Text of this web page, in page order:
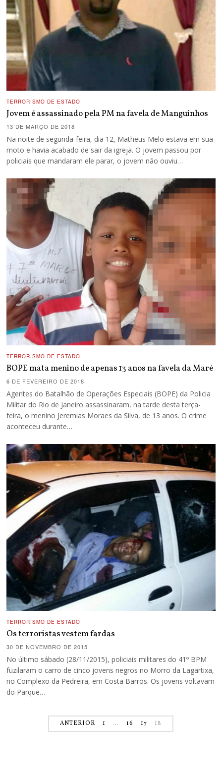
TERRORISMO DE ESTADO
Jovem é assassinado pela PM na favela de Manguinhos
13 DE MARÇO DE 2018
Na noite de segunda-feira, dia 12, Matheus Melo estava em sua
moto e havia acabado de sair da igreja. O jovem passou por
policiais que mandaram ele parar, o jovem não ouviu…
TERRORISMO DE ESTADO
BOPE mata menino de apenas 13 anos na favela da Maré
6 DE FEVEREIRO DE 2018
Agentes do Batalhão de Operações Especiais (BOPE) da Policia
Militar do Rio de Janeiro assassinaram, na tarde desta terça-
feira, o menino Jeremias Moraes da Silva, de 13 anos. O crime
aconteceu durante…
TERRORISMO DE ESTADO
Os terroristas vestem fardas
30 DE NOVEMBRO DE 2015
No último sábado (28/11/2015), policiais militares do 41º BPM
fuzilaram o carro de cinco jovens negros no Morro da Lagartixa,
no Complexo da Pedreira, em Costa Barros. Os jovens voltavam
do Parque…
ANTERIOR 1 … 16 17 18